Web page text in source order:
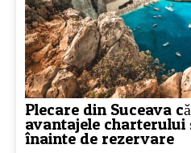
Plecare din Suceava
avantajele charterului
înainte de rezervare